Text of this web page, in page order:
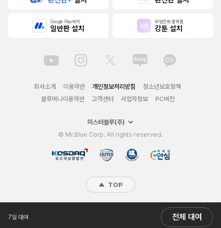
7일 대여 전체 대여
Google Play에서
일반판 설치
무협만화 플랫폼
강툰 설치
회사소개 이용약관 개인정보처리방침
청소년보호정책
블루머니이용약관
고객센터 사업자정보 PC버전
미스터블루(주)
© Mr.Blue Corp. All rights reserved.
TOP